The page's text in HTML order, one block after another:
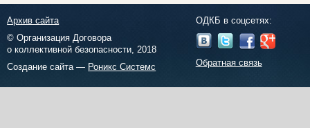
Архив сайта
© Организация Договора
о коллективной безопасности, 2018
Создание сайта — Роникс Системс
ОДКБ в соцсетях:
Обратная связь